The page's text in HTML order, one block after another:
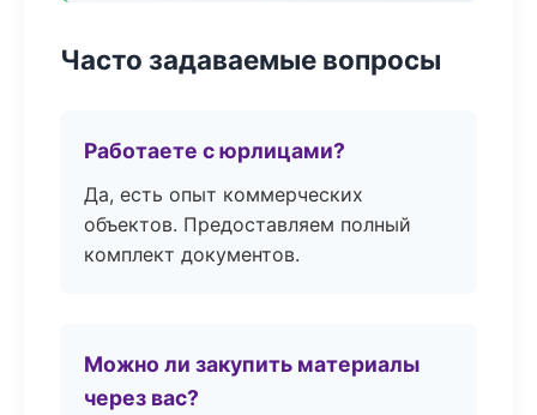
Часто задаваемые вопросы
Работаете с юрлицами?
Да, есть опыт коммерческих
объектов. Предоставляем полный
комплект документов.
Можно ли закупить материалы
через вас?